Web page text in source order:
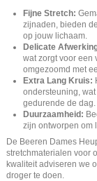
Fijne Stretch:
zijnaden, bieden
op jouw lichaam.
Delicate
wat zorgt voor een
omgezoomd met
Extra Lang Kruis:
ondersteuning,
gedurende de dag.
Duurzaamheid:
zijn ontworpen om
De Beeren Dames
stretchmaterialen voor
kwaliteit adviseren we
droger te doen.